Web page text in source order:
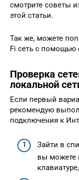
смотрите советы
этой статьи.
Так же, можете
Fi сеть с помощью
Проверка
локальной
Если первый
рекомендую
подключения к
Зайти в
вы можете